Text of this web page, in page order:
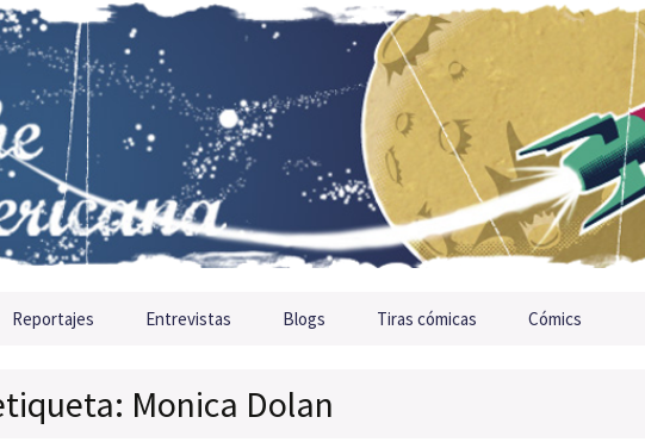
Reportajes Entrevistas Blogs Tiras cómicas Cómics
Monica Dolan